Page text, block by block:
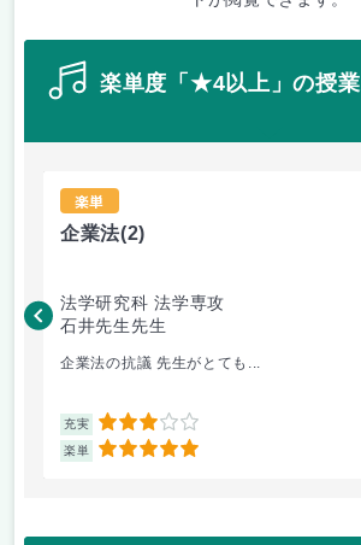
楽単度「★4以上」の授業
楽単
企業法(2)
法学研究科 法学専攻
石井先生先生
企業法の抗議 先生がとても...
充実 3
楽単 5